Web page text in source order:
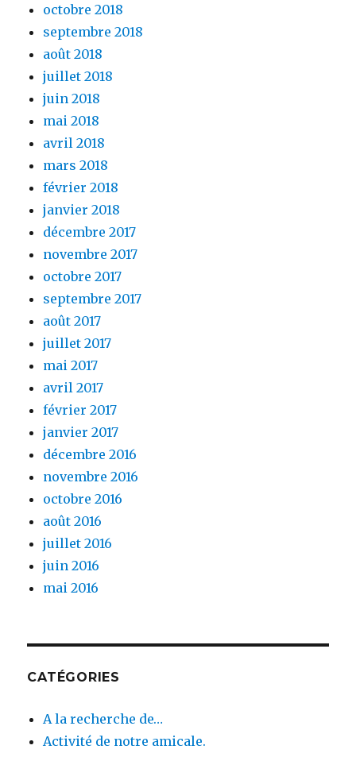
octobre 2018
septembre 2018
août 2018
juillet 2018
juin 2018
mai 2018
avril 2018
mars 2018
février 2018
janvier 2018
décembre 2017
novembre 2017
octobre 2017
septembre 2017
août 2017
juillet 2017
mai 2017
avril 2017
février 2017
janvier 2017
décembre 2016
novembre 2016
octobre 2016
août 2016
juillet 2016
juin 2016
mai 2016
CATÉGORIES
A la recherche de…
Activité de notre amicale.